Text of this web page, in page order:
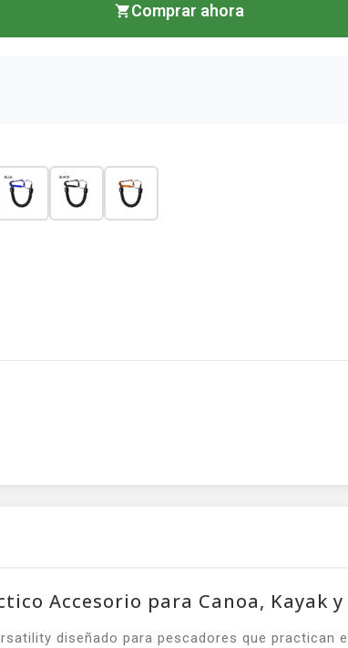
Comprar ahora
Accesorio para Canoa, Kayak
diseñado para pescadores que practican